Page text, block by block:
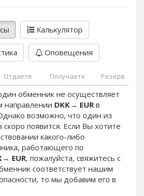
Калькулятор
Оповещения
Отдаете Получаете Резерв
обменник не осуществляет
направлении DKK→ EURв
возможно, что один из
скоро появится. Если Вы хотите
какого-либо
работающего по
→ EUR, пожалуйста, свяжитесь с
соответствует нашим
то мы добавим его в
PayPal NOK
PayPal PLN
PayPal SGD
PayPal CHF
PayPal MYR
Webmoney WMZ
Webmoney WMR
Webmoney WME
Webmoney WMU
Webmoney WMK